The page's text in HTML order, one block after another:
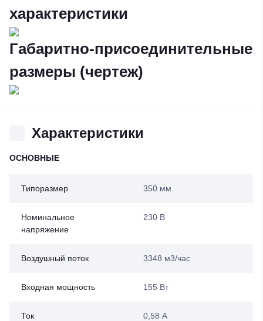
характеристики
Габаритно-присоединительные
размеры (чертеж)
Характеристики
ОСНОВНЫЕ
Типоразмер 350 мм
Номинальное
напряжение
230 В
Воздушный поток 3348 м3/час
Входная мощность 155 Вт
Ток 0,58 А